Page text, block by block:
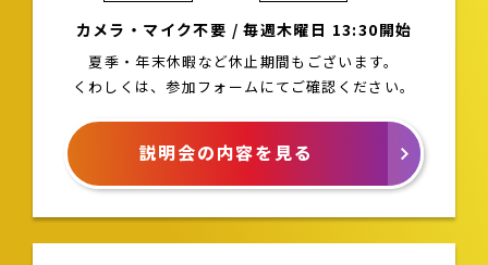
カメラ・マイク不要 / 毎週木曜日 13:30開始
夏季・年末休暇など休止期間もございます。
くわしくは、参加フォームにてご確認ください。
説明会の内容を見る